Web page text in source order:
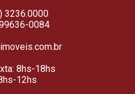
3236.0000
0084
8hs-18hs
12hs